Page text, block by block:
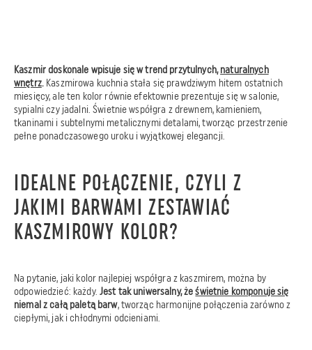
Kaszmir doskonale wpisuje się w trend przytulnych,naturalnych
wnętrz.Kaszmirowa kuchnia stała się prawdziwym hitem ostatnich
miesięcy, ale ten kolor równie efektownie prezentuje się w salonie,
sypialni czy jadalni. Świetnie współgra z drewnem, kamieniem,
tkaninami i subtelnymi metalicznymi detalami, tworząc przestrzenie
pełne ponadczasowego uroku i wyjątkowej elegancji.
IDEALNE POŁĄCZENIE, CZYLI Z
JAKIMI BARWAMI ZESTAWIAĆ
KASZMIROWY KOLOR?
Na pytanie, jaki kolor najlepiej współgra z kaszmirem, można by
odpowiedzieć: każdy. Jest tak uniwersalny, żeświetnie komponuje się
niemal z całą paletą barw, tworząc harmonijne połączenia zarówno z
ciepłymi, jak i chłodnymi odcieniami.